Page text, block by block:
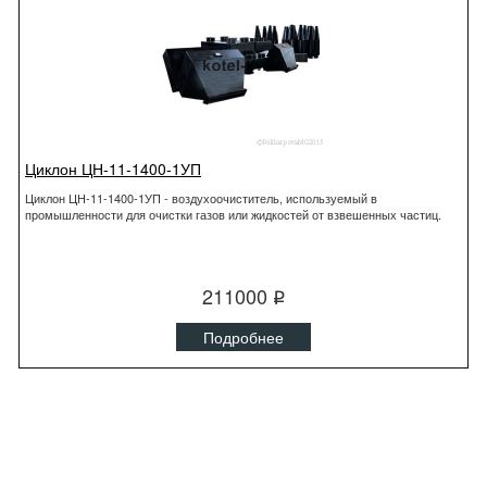
Циклон ЦН-11-1400-1УП
Циклон ЦН-11-1400-1УП - воздухоочиститель, используемый в
промышленности для очистки газов или жидкостей от взвешенных частиц.
211000 q
Подробнее